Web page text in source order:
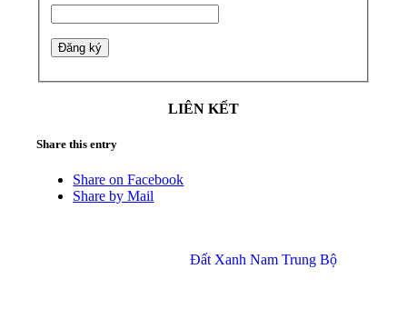
LIÊN KẾT
Share this entry
Share on Facebook
Share by Mail
Đất Xanh Nam Trung Bộ